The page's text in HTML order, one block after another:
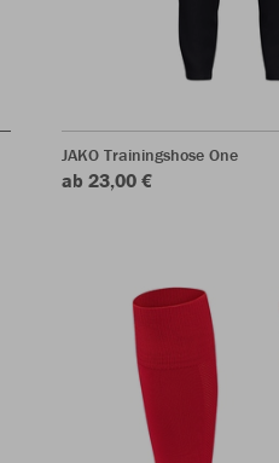
JAKO Trainingshose One
ab 23,00 €